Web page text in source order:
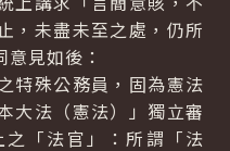
，未盡未至之處，仍所
見如後：
特殊公務員，固為憲法
大法（憲法）」獨立審
「法官」：所謂「法